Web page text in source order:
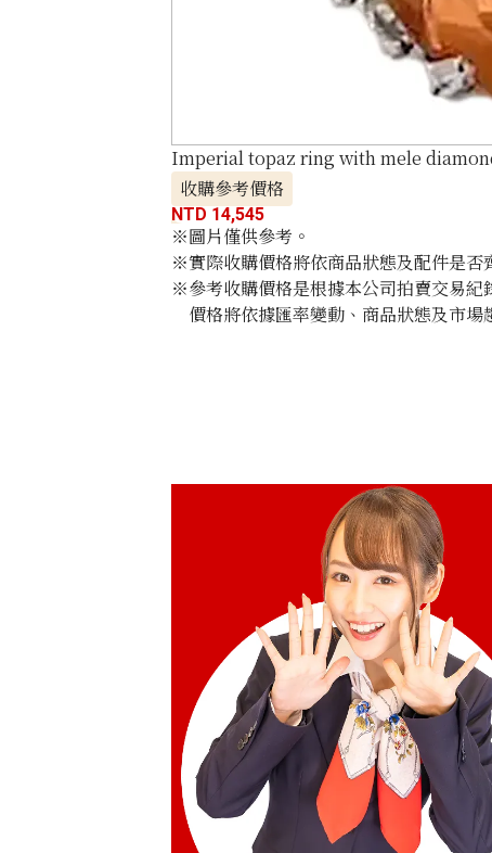
Imperial topaz ring with mele
收購參考價格
NTD 14,545
※圖片僅供參考。
※實際收購價格將依商品狀態及配件是否
※參考收購價格是根據本公司拍賣交易紀
價格將依據匯率變動、商品狀態及市場